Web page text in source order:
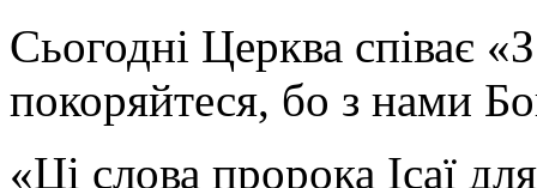
Сьогодні Церква співає
покоряйтеся, бо з нами
«Ці слова пророка Ісаї